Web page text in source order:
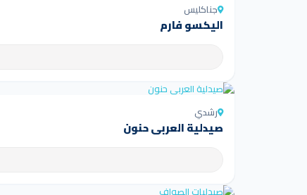
جناكليس
اليكسو فارم
رشدي
صيدلية العربى حنون